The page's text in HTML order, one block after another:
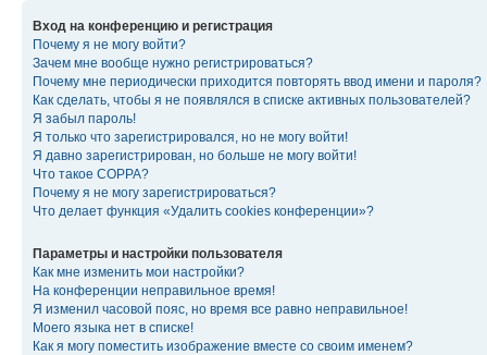
Вход на конференцию и регистрация
Почему я не могу войти?
Зачем мне вообще нужно регистрироваться?
Почему мне периодически приходится повторять ввод имени и пароля?
Как сделать, чтобы я не появлялся в списке активных пользователей?
Я забыл пароль!
Я только что зарегистрировался, но не могу войти!
Я давно зарегистрирован, но больше не могу войти!
Что такое COPPA?
Почему я не могу зарегистрироваться?
Что делает функция «Удалить cookies конференции»?
Параметры и настройки пользователя
Как мне изменить мои настройки?
На конференции неправильное время!
Я изменил часовой пояс, но время все равно неправильное!
Моего языка нет в списке!
Как я могу поместить изображение вместе со своим именем?